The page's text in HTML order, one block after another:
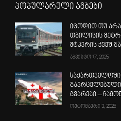
პოპულარული ამბები
იცოდით თუ
თბილისის
მტკვრის ქვეშ
აგვისტო 17, 2025
საქართველოში
გავრცელებული
გვარები –
ოქტომბერი 3, 2025